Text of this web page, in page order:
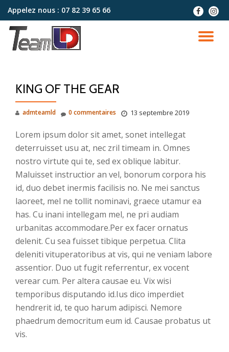
Aller
contenu
Appelez nous : 07 82 39 65 66
fa-
facebook
fa-
KING OF THE GEAR
admteamld 13 septembre 2019
0 commentaires
Lorem ipsum dolor sit amet, sonet intellegat
deterruisset usu at, nec zril timeam in. Omnes
nostro virtute qui te, sed ex oblique labitur.
Maluisset instructior an vel, bonorum corpora his
id, duo debet inermis facilisis no. Ne mei sanctus
laoreet, mel ne tollit nominavi, graece utamur ea
has. Cu inani intellegam mel, ne pri audiam
urbanitas accommodare.Per ex facer ornatus
delenit. Cu sea fuisset tibique perpetua. Clita
deleniti vituperatoribus at vis, qui ne veniam labore
assentior. Duo ut fugit referrentur, ex vocent
verear cum. Per altera causae eu. Vix wisi
temporibus disputando id.Ius dico imperdiet
hendrerit id, te quo harum adipisci. Nemore
phaedrum democritum eum id. Causae probatus ut
vis.